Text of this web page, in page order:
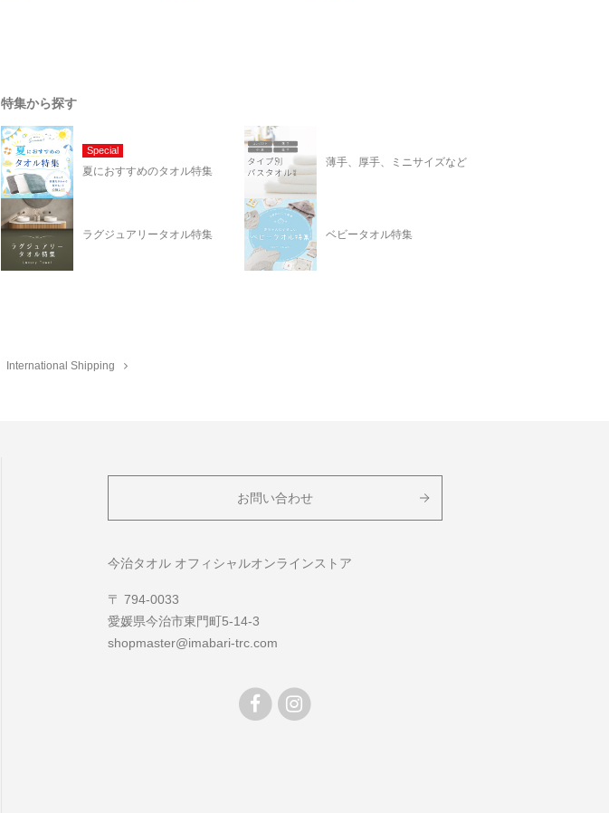
特集から探す
Special
夏におすすめのタオル特集
薄手、厚手、ミニサイズなど
ラグジュアリータオル特集 ベビータオル特集
International Shipping
お問い合わせ
今治タオル オフィシャルオンラインストア
〒 794-0033
愛媛県今治市東門町5-14-3
shopmaster@imabari-trc.com